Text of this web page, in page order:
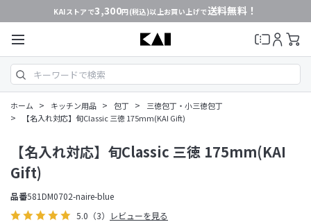
KAIストアで3,300円(税込)以上お買い上げで送料無料！
ホーム > キッチン用品 > 包丁 > 三徳包丁・小三徳包丁
> 【名入れ対応】旬Classic 三徳 175mm(KAI Gift)
5.0 （3） レビューを見る
【名入れ対応】旬Classic 三徳 175mm(KAI
Gift)
品番581DM0702-naire-blue